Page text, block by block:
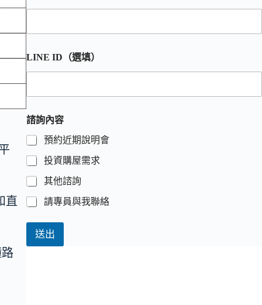
直
路
LINE ID（選填）
諮詢內容
預約近期說明會
投資購屋需求
其他諮詢
請專員與我聯絡
送出